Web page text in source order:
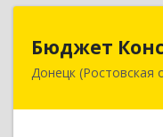
Бюджет
Донецк (Ростовская
346338,